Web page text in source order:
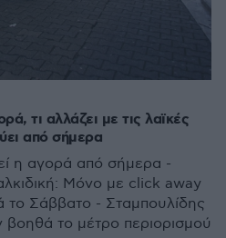
τι αλλάζει με τις λαϊκές
από σήμερα
η αγορά από σήμερα -
Μόνο με click away
το Σάββατο - Σταμπουλίδης
βοηθά το μέτρο περιορισμού